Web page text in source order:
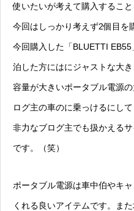
使いたいが考えて購入すること
今回はしっかり考えず2個目を
今回購入した「BLUETTI
泊した方にはにジャストな大き
容量が大きいポータブル電源
ログ主の車のに乗っけるにし
非力なブログ主でも扱かえる
です。（笑）
ポータブル電源は車中伯やキ
くれる良いアイテムです。ま